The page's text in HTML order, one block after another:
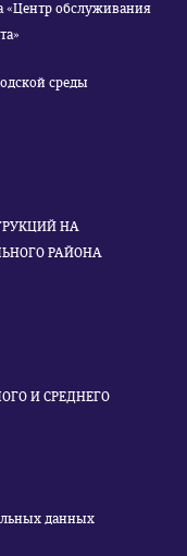
обслуживания
среды
НА
РАЙОНА
И СРЕДНЕГО
данных